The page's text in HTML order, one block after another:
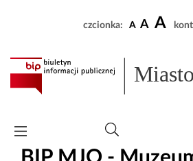
czcionka: A A A